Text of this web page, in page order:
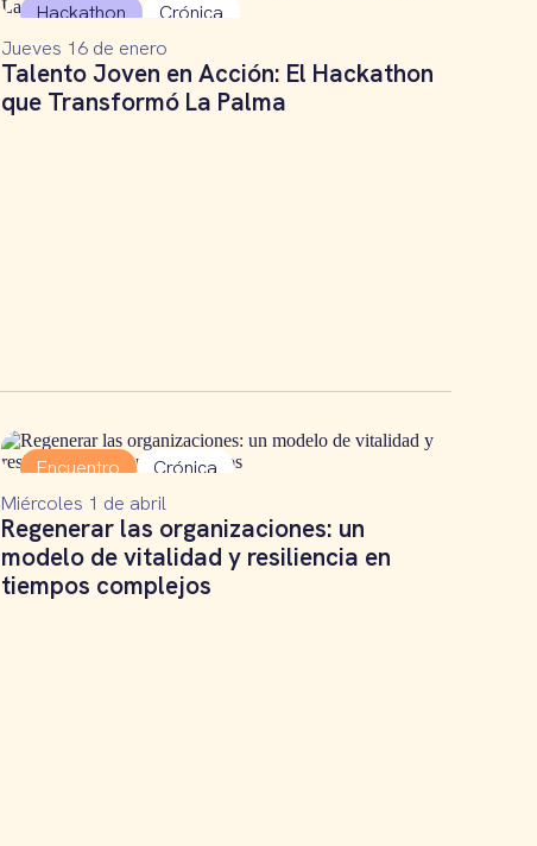
Hackathon Crónica
Talento Joven en Acción: El Hackathon
que Transformó La Palma
Jueves 16 de enero
Encuentro Crónica
Regenerar las organizaciones: un
modelo de vitalidad y resiliencia en
tiempos complejos
Miércoles 1 de abril